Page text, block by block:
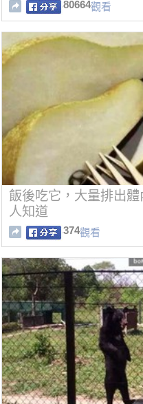
80664觀看
飯後吃它，大量排出
人知道
374觀看